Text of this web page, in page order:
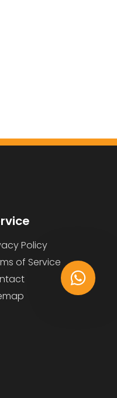
Policy
of Service